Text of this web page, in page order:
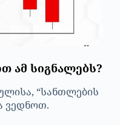
ამ სიგნალებს?
“სანთლების
ვედნოთ.